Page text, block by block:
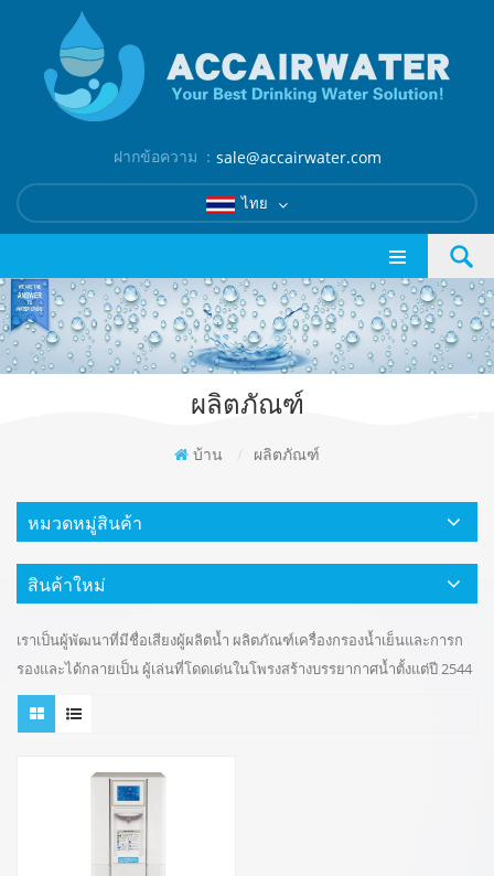
ฝากข้อความ ： sale@accairwater.com
ไทย
ผลิตภัณฑ์
บ้าน / ผลิตภัณฑ์
หมวดหมู่สินค้า
สินค้าใหม่
เราเป็นผู้พัฒนาที่มีชื่อเสียงผู้ผลิตน้ำ ผลิตภัณฑ์เครื่องกรองน้ำเย็นและการก
รองและได้กลายเป็น ผู้เล่นที่โดดเด่นในโพรงสร้างบรรยากาศน้ำตั้งแต่ปี 2544